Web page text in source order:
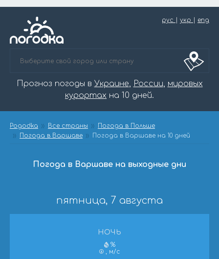
рус укр eng
Прогноз погоды в Украине, России, мировых
курортах на 10 дней.
Pogodka Все страны
Погода в Польше
Погода в Варшаве
Погода в Варшаве на 10 дней
Погода в Варшаве на выходные дни
пятница, 7 августа
ночь
%
, м/с